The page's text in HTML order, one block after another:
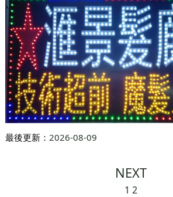
最後更新： 2026-08-09
NEXT
1 2